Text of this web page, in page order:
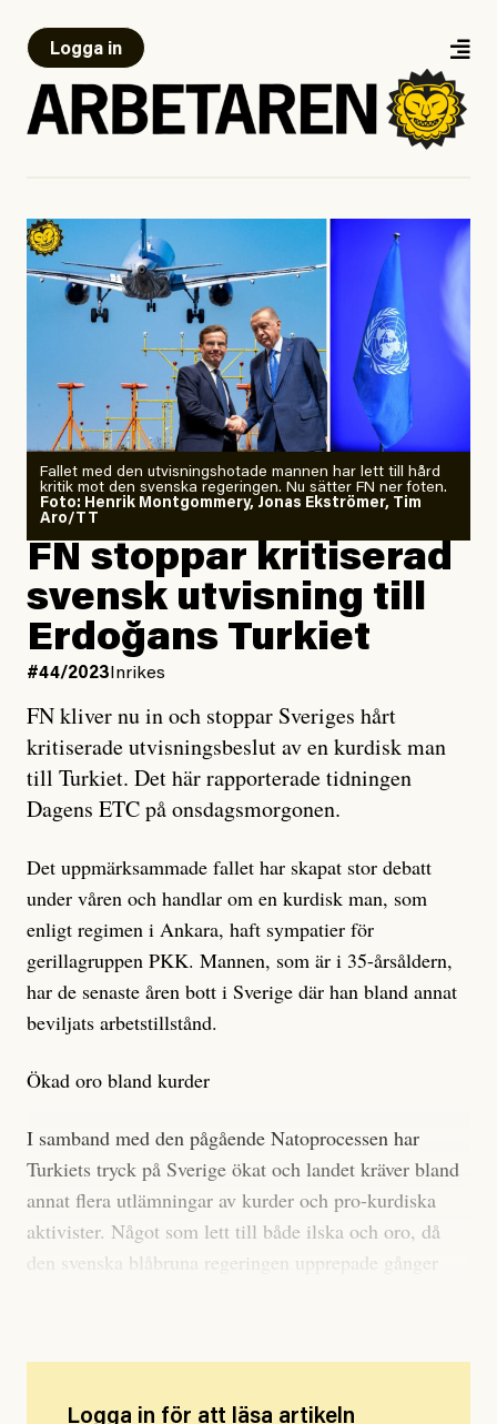
Logga in
Fallet med den utvisningshotade mannen har lett till hård
kritik mot den svenska regeringen. Nu sätter FN ner foten.
Foto: Henrik Montgommery, Jonas Ekströmer, Tim
Aro/TT
FN stoppar kritiserad
svensk utvisning till
Erdoğans Turkiet
#44/2023Inrikes
FN kliver nu in och stoppar Sveriges hårt
kritiserade utvisningsbeslut av en kurdisk man
till Turkiet. Det här rapporterade tidningen
Dagens ETC på onsdagsmorgonen.
Det uppmärksammade fallet har skapat stor debatt
under våren och handlar om en kurdisk man, som
enligt regimen i Ankara, haft sympatier för
gerillagruppen PKK. Mannen, som är i 35-årsåldern,
har de senaste åren bott i Sverige där han bland annat
beviljats arbetstillstånd.
Ökad oro bland kurder
I samband med den pågående Natoprocessen har
Turkiets tryck på Sverige ökat och landet kräver bland
annat flera utlämningar av kurder och pro-kurdiska
aktivister. Något som lett till både ilska och oro, då
den svenska blåbruna regeringen upprepade gånger
Logga in för att läsa artikeln